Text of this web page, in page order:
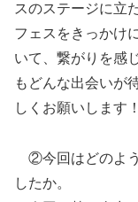
スのステージに立
フェスをきっかけ
いて、繋がりを感
もどんな出会いが
しくお願いします！
②今回はどのよう
したか。